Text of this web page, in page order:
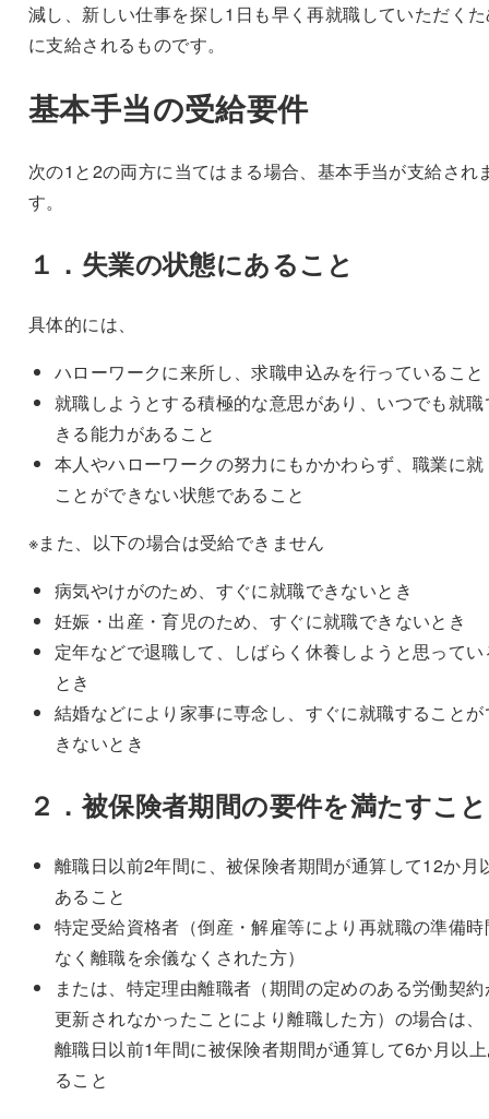
減し、新しい仕事を探し1日も早く再就職していただく
に支給されるものです。
基本手当の受給要件
次の1と2の両方に当てはまる場合、基本手当が支給され
す。
１．失業の状態にあること
具体的には、
ハローワークに来所し、求職申込みを行っていること
就職しようとする積極的な意思があり、いつでも就職
きる能力があること
本人やハローワークの努力にもかかわらず、職業に就
ことができない状態であること
※また、以下の場合は受給できません
病気やけがのため、すぐに就職できないとき
妊娠・出産・育児のため、すぐに就職できないとき
定年などで退職して、しばらく休養しようと思ってい
とき
結婚などにより家事に専念し、すぐに就職することが
きないとき
２．被保険者期間の要件を満たすこと
離職日以前2年間に、被保険者期間が通算して12か月
あること
特定受給資格者（倒産・解雇等により再就職の準備時
なく離職を余儀なくされた方）
または、特定理由離職者（期間の定めのある労働契約
更新されなかったことにより離職した方）の場合は、
離職日以前1年間に被保険者期間が通算して6か月以
ること